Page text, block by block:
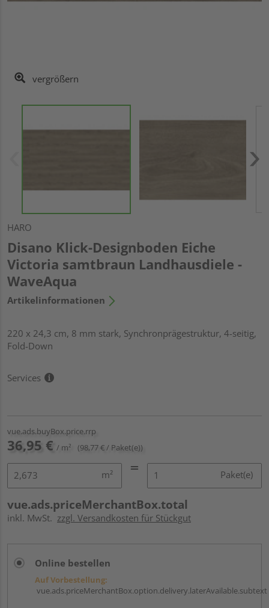
vergrößern
HARO
Disano Klick-Designboden Eiche
Victoria samtbraun Landhausdiele -
WaveAqua
Artikelinformationen
220 x 24,3 cm, 8 mm stark, Synchronprägestruktur, 4-seitig,
Fold-Down
Services
vue.ads.buyBox.price.rrp
36,95 € / m² (98,77 € / Paket(e))
m² Paket(e)
vue.ads.priceMerchantBox.total
inkl. MwSt. zzgl. Versandkosten für Stückgut
Online bestellen
Auf Vorbestellung:
vue.ads.priceMerchantBox.option.delivery.laterAvailable.subtext